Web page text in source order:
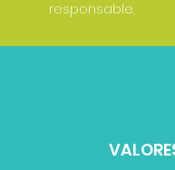
responsable.